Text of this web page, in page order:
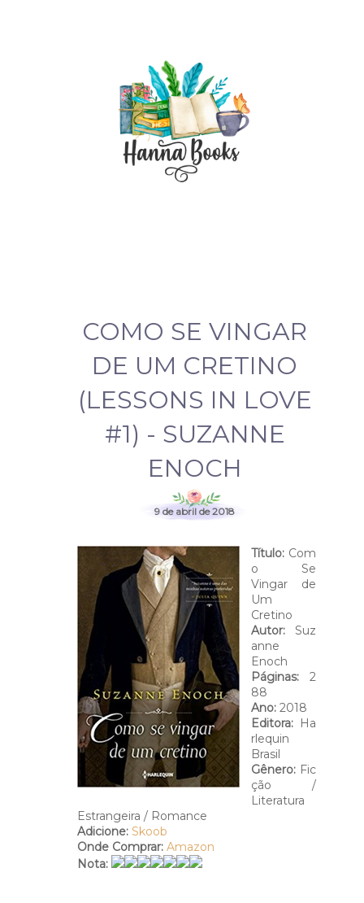
COMO SE VINGAR
DE UM CRETINO
(LESSONS IN LOVE
#1) - SUZANNE
ENOCH
9 de abril de 2018
Título: Com
o Se
Vingar de
Um
Cretino
Autor: Suz
anne
Enoch
Páginas: 2
88
Ano: 2018
Editora: Ha
rlequin
Brasil
Gênero: Fic
ção /
Literatura
Estrangeira / Romance
Adicione: Skoob
Onde Comprar: Amazon
Nota: